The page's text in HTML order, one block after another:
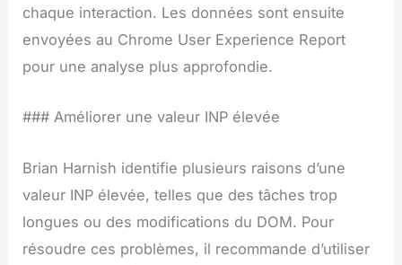
chaque interaction. Les données sont ensuite
envoyées au Chrome User Experience Report
pour une analyse plus approfondie.
### Améliorer une valeur INP élevée
Brian Harnish identifie plusieurs raisons d’une
valeur INP élevée, telles que des tâches trop
longues ou des modifications du DOM. Pour
résoudre ces problèmes, il recommande d’utiliser